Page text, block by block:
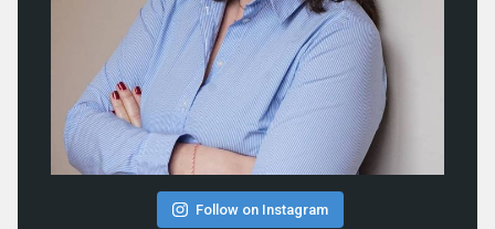
Follow on Instagram